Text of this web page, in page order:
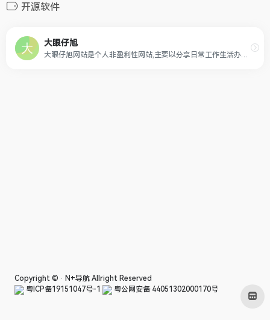
开源软件
大眼仔旭
Copyright © · N+导航 Allright Reserved
粤ICP备19151047号-1
粤公网安备 44051302000170号